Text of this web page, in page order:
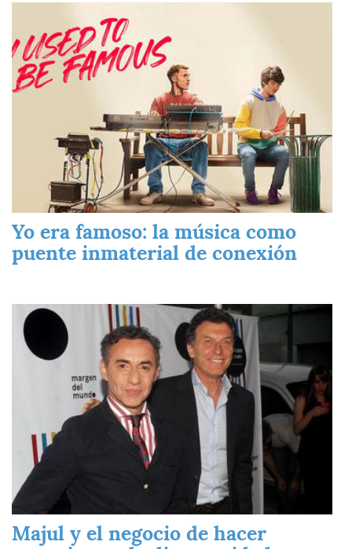
Yo era famoso: la música como
puente inmaterial de conexión
Imagen
Majul y el negocio de hacer